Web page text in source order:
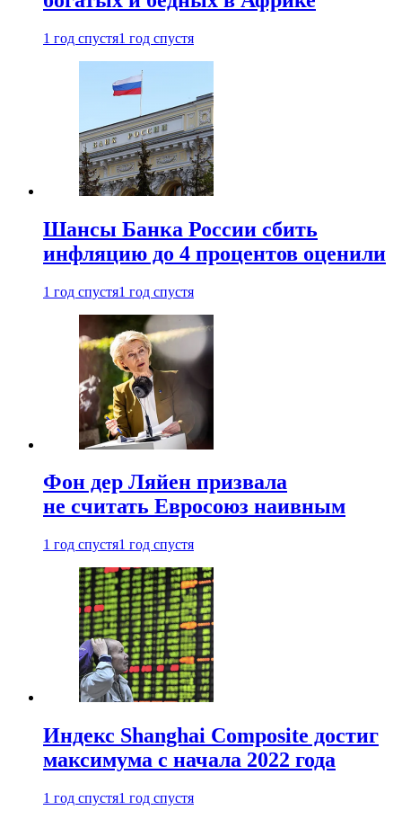
1 год спустя1 год спустя
Шансы Банка России сбить
инфляцию до 4 процентов оценили
1 год спустя1 год спустя
Фон дер Ляйен призвала
не считать Евросоюз наивным
1 год спустя1 год спустя
Индекс Shanghai Composite достиг
максимума с начала 2022 года
1 год спустя1 год спустя